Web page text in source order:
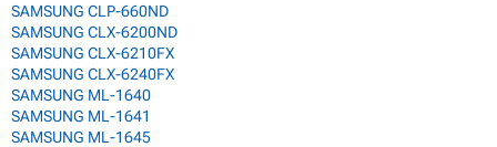
SAMSUNG CLP-660ND
SAMSUNG CLX-6200ND
SAMSUNG CLX-6210FX
SAMSUNG CLX-6240FX
SAMSUNG ML-1640
SAMSUNG ML-1641
SAMSUNG ML-1645